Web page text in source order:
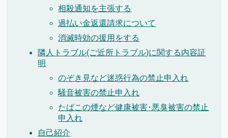
相殺通知を主張する
過払い金返還請求について
消滅時効の援用をする
隣人トラブル(ご近所トラブル)に関する内容証
明
のぞき見など迷惑行為の禁止申入れ
騒音被害の禁止申入れ
たばこの煙など健康被害･悪臭被害の禁止
申入れ
自己紹介